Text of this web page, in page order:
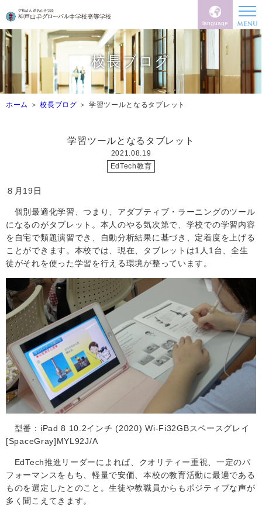
language
校長ブログ
ホーム 校長ブログ 学習ツールとなるタブレット
学習ツールとなるタブレット
2021.08.19
EdTech教育
８月 19 日
個別最適化学習、つまり、アダプティブ・ラーニングのツール
になるのがタブレット。本人のやる気次第で、学校での学習内容
を自宅で類題演習でき、自動分析結果に基づき、定着度を上げる
ことができます。本校では、現在、タブレットは1 人 1台、全生
徒がそれを使った学習を行える環境が整っています。
型番：iPad 8 10.2インチ (2020) Wi-Fi32GBスペースグレイ
[SpaceGray]MYL92J/A
EdTech推進リーダーによれば、クオリティー重視、一定のパ
フォーマンスをもち、軽量で安価、本校の教育活動に最適である
ものを選定したとのこと。生徒や教職員からもポジティブな声が
多く聞こえてきます。